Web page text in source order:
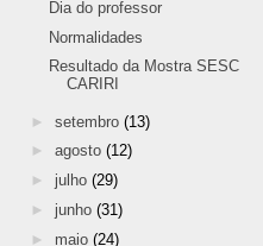
Dia do professor
Normalidades
Resultado da Mostra SESC
CARIRI
► setembro (13)
► agosto (12)
► julho (29)
► junho (31)
► maio (24)